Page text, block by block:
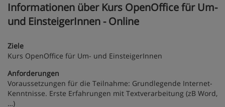
Informationen über Kurs OpenOffice für Um-
und EinsteigerInnen - Online
Ziele
Kurs OpenOffice für Um- und EinsteigerInnen
Anforderungen
Voraussetzungen für die Teilnahme: Grundlegende Internet-
Kenntnisse. Erste Erfahrungen mit Textverarbeitung (zB Word,
…)